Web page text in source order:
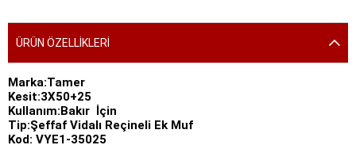
ÜRÜN ÖZELLIKLERI
Marka:Tamer
Kesit:3X50+25
Kullanım:Bakır İçin
Tip:Şeffaf Vidalı Reçineli Ek Muf
Kod: VYE1-35025